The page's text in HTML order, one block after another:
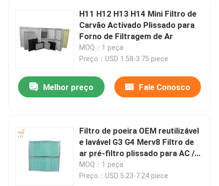
H11 H12 H13 H14 Mini Filtro de
Carvão Activado Plissado para
Forno de Filtragem de Ar
MOQ：1 peça
Preço：USD 1.58-3.75 piece
Melhor preço Fale Conosco
Filtro de poeira OEM reutilizável
e lavável G3 G4 Merv8 Filtro de
ar pré-filtro plissado para AC /
HVAC
MOQ：1 peça
Preço：USD 5.23-7.24 piece